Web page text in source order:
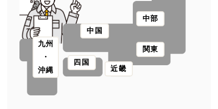
関東
中部
近畿
中国
四国
九州
・
沖縄